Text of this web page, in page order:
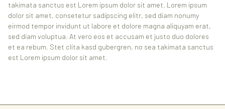
takimata sanctus est Lorem ipsum dolor sit amet. Lorem ipsum
dolor sit amet, consetetur sadipscing elitr, sed diam nonumy
eirmod tempor invidunt ut labore et dolore magna aliquyam erat,
sed diam voluptua. At vero eos et accusam et justo duo dolores
et ea rebum. Stet clita kasd gubergren, no sea takimata sanctus
est Lorem ipsum dolor sit amet.